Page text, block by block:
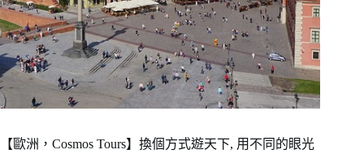
【歐洲，Cosmos Tours】換個方式遊天下, 用不同的眼光